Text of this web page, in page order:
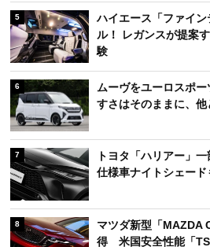
5
ハイエース「ファイ
ル！ レガンスが提案
験
6
ムーヴをユーロスポ
すさはそのままに、
7
トヨタ「ハリアー」
仕様車ナイトシェード
8
マツダ新型「MAZDA
得 米国安全性能「